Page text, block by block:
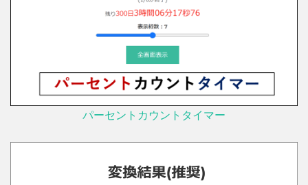
パーセントカウントタイマー